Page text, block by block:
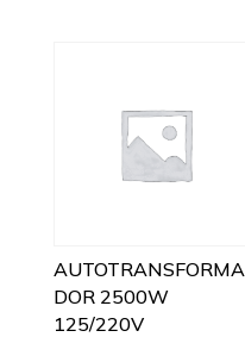
AUTOTRANSFORMA
DOR 2500W
125/220V